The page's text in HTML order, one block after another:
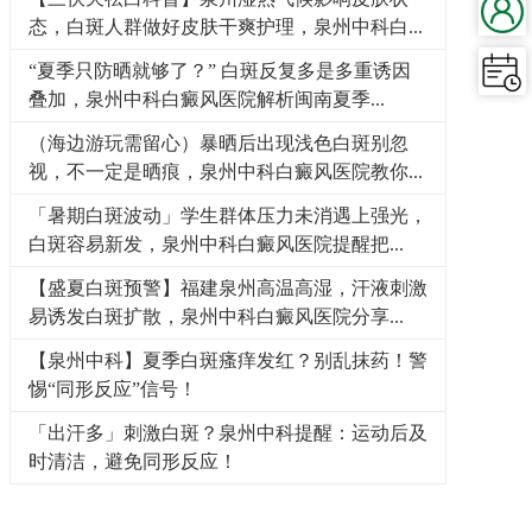
态，白斑人群做好皮肤干爽护理，泉州中科白...
“夏季只防晒就够了？” 白斑反复多是多重诱因
叠加，泉州中科白癜风医院解析闽南夏季...
（海边游玩需留心）暴晒后出现浅色白斑别忽
视，不一定是晒痕，泉州中科白癜风医院教你...
「暑期白斑波动」学生群体压力未消遇上强光，
白斑容易新发，泉州中科白癜风医院提醒把...
【盛夏白斑预警】福建泉州高温高湿，汗液刺激
易诱发白斑扩散，泉州中科白癜风医院分享...
【泉州中科】夏季白斑瘙痒发红？别乱抹药！警
惕“同形反应”信号！
「出汗多」刺激白斑？泉州中科提醒：运动后及
时清洁，避免同形反应！